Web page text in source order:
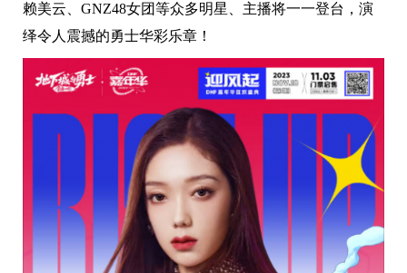
赖美云、GNZ48女团等众多明星、主播将一一登台，演
绎令人震撼的勇士华彩乐章！